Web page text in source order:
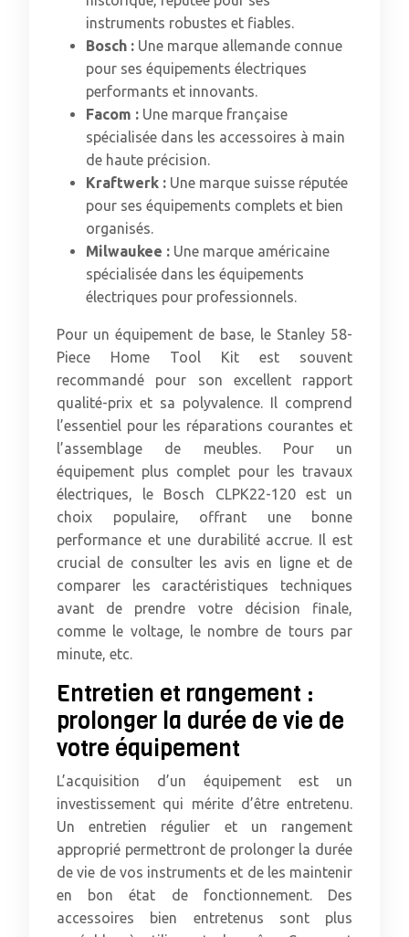
instruments robustes et fiables.
Bosch : Une marque allemande connue
pour ses équipements électriques
performants et innovants.
Facom : Une marque française
spécialisée dans les accessoires à main
de haute précision.
Kraftwerk : Une marque suisse réputée
pour ses équipements complets et bien
organisés.
Milwaukee : Une marque américaine
spécialisée dans les équipements
électriques pour professionnels.
Pour un équipement de base, le Stanley 58-
Piece Home Tool Kit est souvent
recommandé pour son excellent rapport
qualité-prix et sa polyvalence. Il comprend
l’essentiel pour les réparations courantes et
l’assemblage de meubles. Pour un
équipement plus complet pour les travaux
électriques, le Bosch CLPK22-120 est un
choix populaire, offrant une bonne
performance et une durabilité accrue. Il est
crucial de consulter les avis en ligne et de
comparer les caractéristiques techniques
avant de prendre votre décision finale,
comme le voltage, le nombre de tours par
minute, etc.
Entretien et rangement :
prolonger la durée de vie de
votre équipement
L’acquisition d’un équipement est un
investissement qui mérite d’être entretenu.
Un entretien régulier et un rangement
approprié permettront de prolonger la durée
de vie de vos instruments et de les maintenir
en bon état de fonctionnement. Des
accessoires bien entretenus sont plus